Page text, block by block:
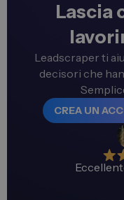
Lascia
Leadscraper ti
decisori che
CREA UN